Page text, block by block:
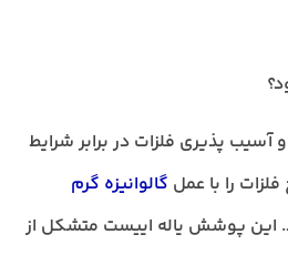
پذیری فلزات در برابر شرایط
را با عمل گالوانیزه گرم
این پوشش یاله اییست متشکل از